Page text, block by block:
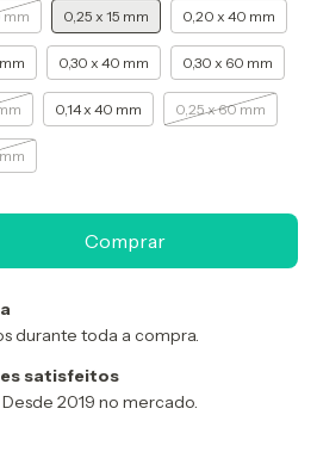
mm 0,25 x 15 mm 0,20 x 40 mm
0,30 x 40 mm 0,30 x 60 mm
0,14 x 40 mm 0,25 x 60 mm
durante toda a compra.
satisfeitos
2019 no mercado.